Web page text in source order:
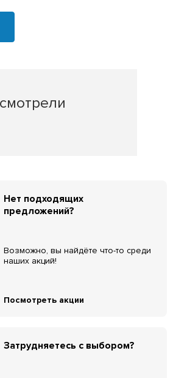
Нет подходящих
предложений?
Возможно, вы найдёте что-то среди
наших акций!
Посмотреть акции
Затрудняетесь с выбором?